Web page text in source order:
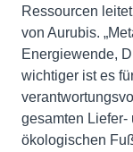
Ressourcen
von Aurubis.
Energiewende,
wichtiger ist es
gesamten Liefer-
ökologischen